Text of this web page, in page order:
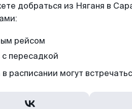
добраться из Няганя в
рейсом
с пересадкой
расписании могут